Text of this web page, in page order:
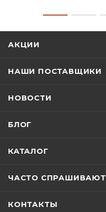
АКЦИИ
НАШИ ПОСТАВЩИКИ
НОВОСТИ
БЛОГ
КАТАЛОГ
ЧАСТО СПРАШИВАЮТ
КОНТАКТЫ